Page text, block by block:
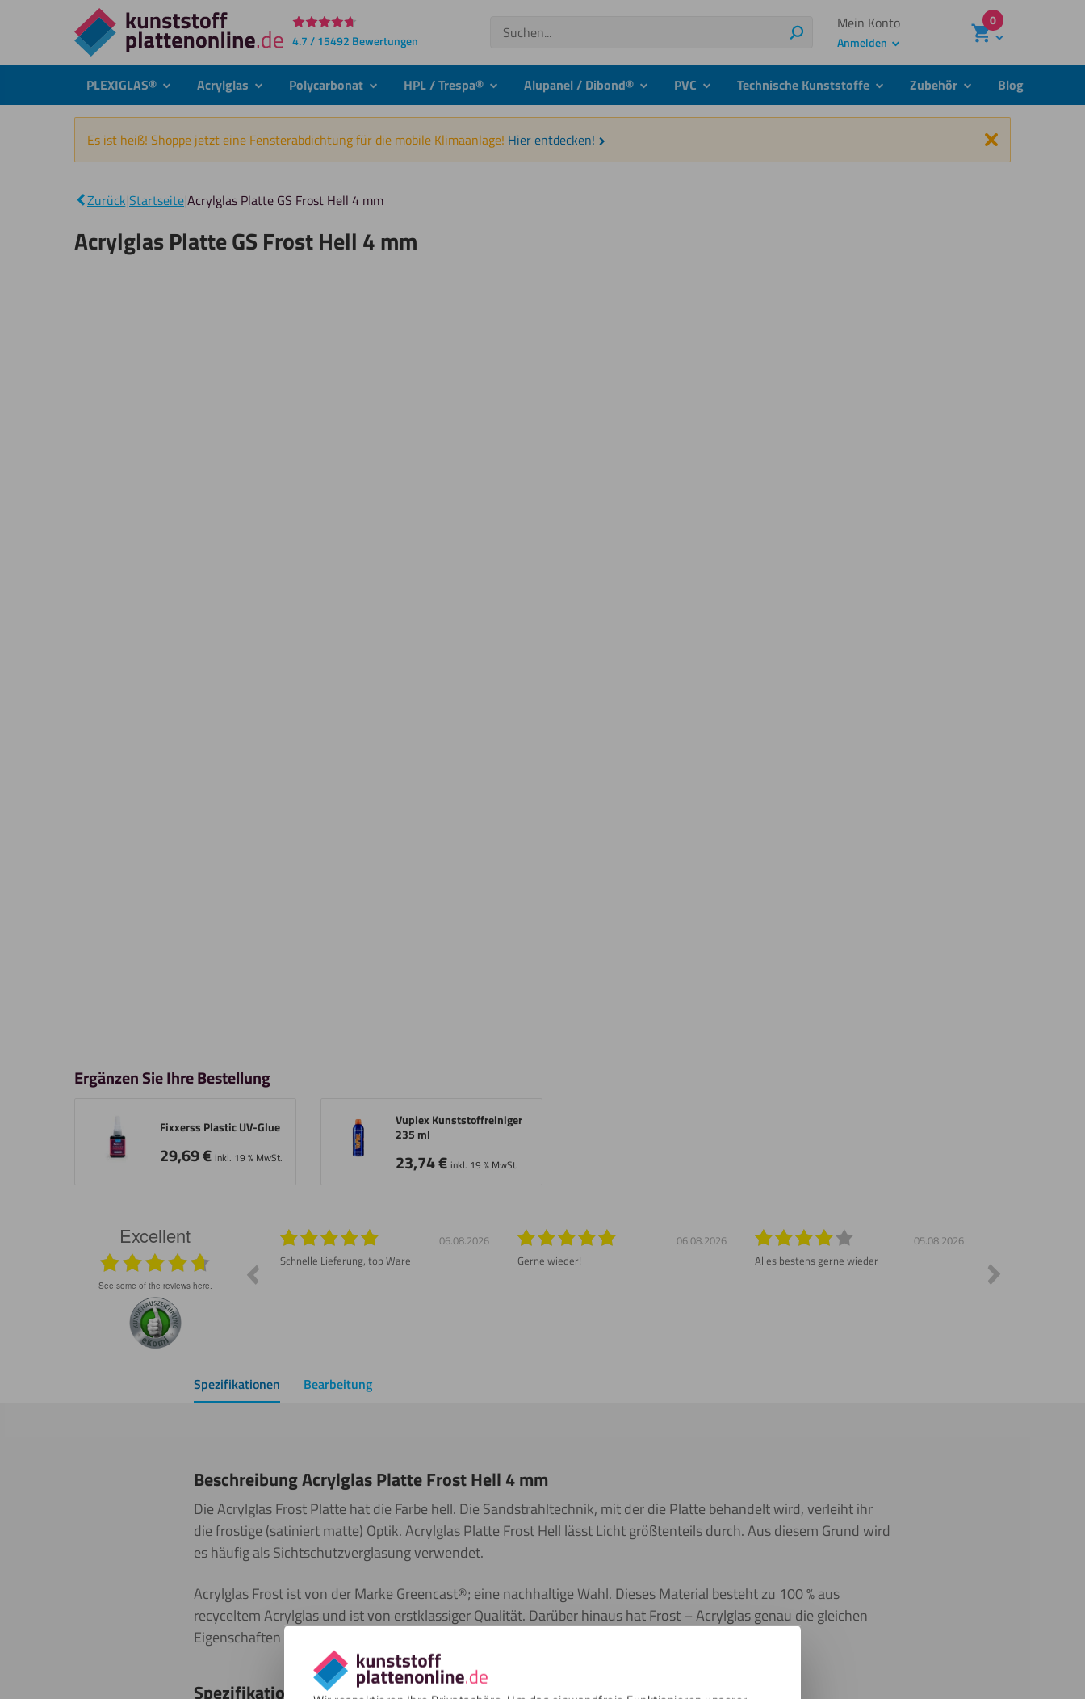
Direkt
zum
4.7 / 15492 Bewertungen
Suchen
Suchen
Mein Konto
Anmelden
0
PLEXIGLAS® submenuAcrylglas submenuPolycarbonat submenuHPL / Trespa® submenuAlupanel / Dibond® submenuPVC submenuTechnische Kunststoffe submenuZubehör submenuBlog
Es ist heiß! Shoppe jetzt eine Fensterabdichtung für die mobile Klimaanlage! Hier entdecken! Schließen
Zurück StartseiteAcrylglas Platte GS Frost Hell 4 mm
Acrylglas Platte GS Frost Hell 4 mm
Ergänzen Sie Ihre Bestellung
Fixxerss Plastic UV-Glue
29,69€ inkl. 19 % MwSt.
Vuplex Kunststoffreiniger
235 ml
23,74€ inkl. 19 % MwSt.
Excellent
see some of the reviews here.
Prompte Lieferung Material war wie
besprochen gut Lässt sich schneiden und
06.08.2026
Schnelle Lieferung, top Ware
06.08.2026
Gerne wieder!
05.08.2026
Alles bestens gerne wieder
Spezifikationen Bearbeitung
Beschreibung Acrylglas Platte Frost Hell 4 mm
Die Acrylglas Frost Platte hat die Farbe hell. Die Sandstrahltechnik, mit der die Platte behandelt wird, verleiht ihr
die frostige (satiniert matte) Optik. Acrylglas Platte Frost Hell lässt Licht größtenteils durch. Aus diesem Grund wird
es häufig als Sichtschutzverglasung verwendet.
Acrylglas Frost ist von der Marke Greencast®; eine nachhaltige Wahl. Dieses Material besteht zu 100 % aus
recyceltem Acrylglas und ist von erstklassiger Qualität. Darüber hinaus hat Frost – Acrylglas genau die gleichen
Eigenschaften wie reguläres Acrylglas, wie das geringe Gewicht und die UV-beständigkeit.
Spezifikationen